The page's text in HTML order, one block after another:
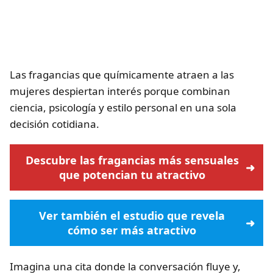
Las fragancias que químicamente atraen a las
mujeres despiertan interés porque combinan
ciencia, psicología y estilo personal en una sola
decisión cotidiana.
Descubre las fragancias más sensuales
que potencian tu atractivo
Ver también el estudio que revela
cómo ser más atractivo
Imagina una cita donde la conversación fluye y,